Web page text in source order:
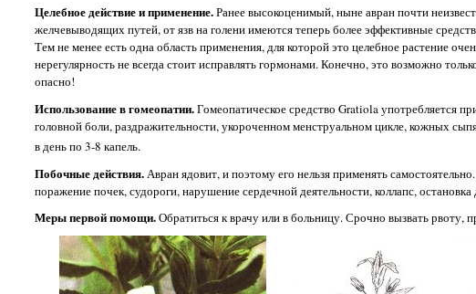
Целебное действие и применение.Ранее высокоценимый, ныне авран почти
желчевыводящих путей, от язв на голени имеются теперь более эффективные
Тем не менее есть одна область применения, для которой это целебное растение
нерегулярность не всегда стоит исправлять гормонами. Конечно, это возможно
опасно!
Использование в гомеопатии.Гомеопатическое средство Gratiola употребляется
головной боли, раздражительности, укороченном менструальном цикле, кожных
в день по 3-8 капель.
Побочные действия.Авран ядовит, и поэтому его нельзя применять
поражение почек, судороги, нарушение сердечной деятельности, коллапс,
Меры первой помощи.Обратиться к врачу или в больницу. Срочно вызвать рвоту,